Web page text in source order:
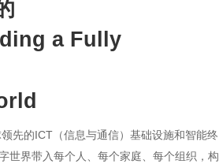
a Fully
先的ICT（信息与通信）基础设施和智能终
世界带入每个人、每个家庭、每个组织，构